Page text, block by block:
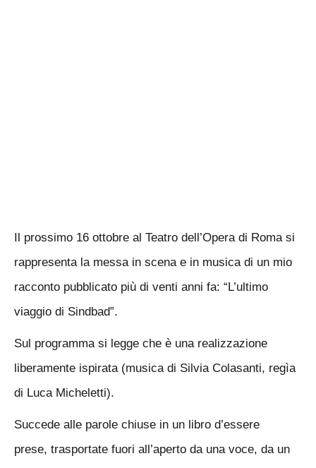
Il prossimo 16 ottobre al Teatro dell’Opera di Roma si
rappresenta la messa in scena e in musica di un mio
racconto pubblicato più di venti anni fa: “L’ultimo
viaggio di Sindbad”.
Sul programma si legge che è una realizzazione
liberamente ispirata (musica di Silvia Colasanti, regìa
di Luca Micheletti).
Succede alle parole chiuse in un libro d’essere
prese, trasportate fuori all’aperto da una voce, da un